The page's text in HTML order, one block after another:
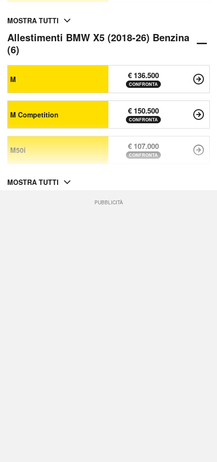
MOSTRA TUTTI
Allestimenti BMW X5 (2018-26) Benzina
(6)
M € 136.500
CONFRONTA
M Competition € 150.500
CONFRONTA
M50i € 107.000
CONFRONTA
MOSTRA TUTTI
PUBBLICITÀ